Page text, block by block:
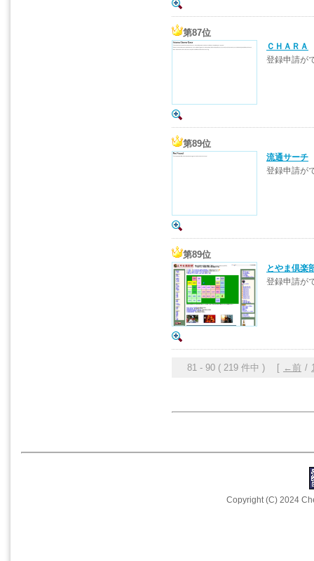
第87位
ＣＨＡＲＡ
登録申請が
第89位
流通サーチ
登録申請が
第89位
とやま倶楽
登録申請が
81 - 90 ( 219 件中 ) [ ←前 /
Copyright (C) 2024